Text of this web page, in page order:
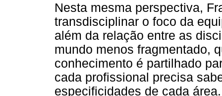
Nesta mesma perspectiva,
transdisciplinar o foco da
além da relação entre as
mundo menos fragmentado,
conhecimento é partilhado
cada profissional precisa
especificidades de cada